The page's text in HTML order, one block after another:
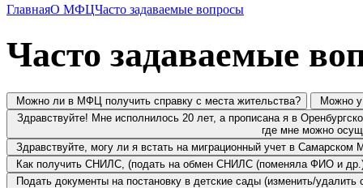
ГлавнаяО МФЦЧасто задаваемые вопросы
Часто задаваемые
Можно ли в МФЦ получить справку с места жительства?
Можно у
Здравствуйте! Мне исполнилось 20 лет, а прописана я в
где мне можно
Здравствуйте, могу ли я встать на миграционный учет в
Как получить СНИЛС, (подать на обмен СНИЛС (поменяла ФИО и
Подать документы на постановку в детские сады (изменить/